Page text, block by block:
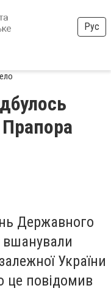
Рус
Державного
України
це повідомив